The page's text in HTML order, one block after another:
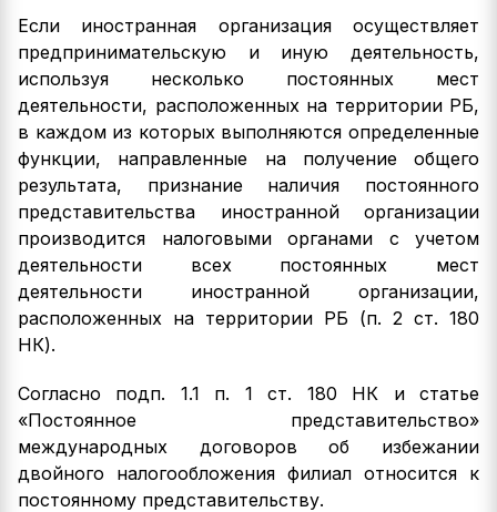
Если иностранная организация осуществляет
предпринимательскую и иную деятельность,
используя несколько постоянных мест
деятельности, расположенных на территории РБ,
в каждом из которых выполняются определенные
функции, направленные на получение общего
результата, признание наличия постоянного
представительства иностранной организации
производится налоговыми органами с учетом
деятельности всех постоянных мест
деятельности иностранной организации,
расположенных на территории РБ (п. 2 ст. 180
НК).
Согласно подп. 1.1 п. 1 ст. 180 НК и статье
«Постоянное представительство»
международных договоров об избежании
двойного налогообложения филиал относится к
постоянному представительству.